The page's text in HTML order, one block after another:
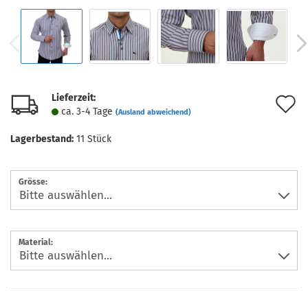
Lieferzeit:
ca. 3-4 Tage (Ausland abweichend)
Lagerbestand: 11 Stück
Grösse:
Material: